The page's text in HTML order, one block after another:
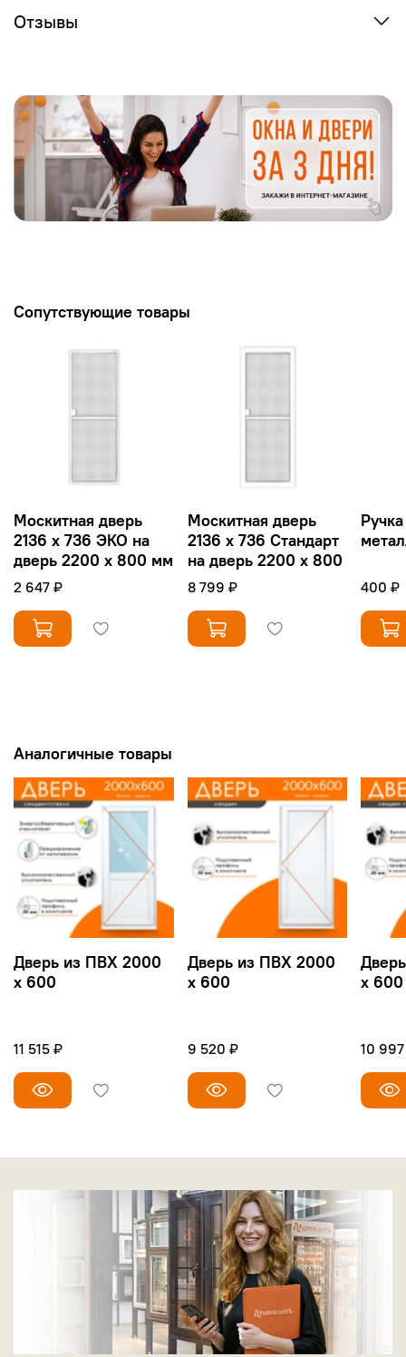
Отзывы
Сопутствующие товары
Москитная дверь
2136 х 736 ЭКО на
дверь 2200 х 800 мм
2 647 ₽
Москитная дверь
2136 х 736 Стандарт
на дверь 2200 х 800
8 799 ₽ 400 ₽
Аналогичные товары
Дверь из ПВХ 2000
х 600
11 515 ₽
Дверь из ПВХ 2000
х 600
9 520 ₽
х
10